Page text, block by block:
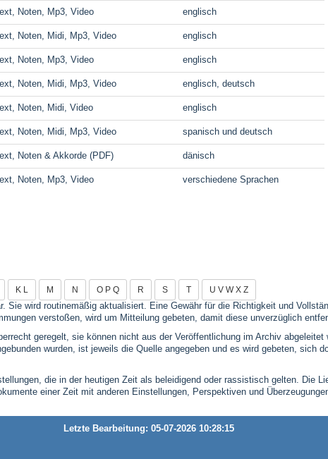
Noten, Mp3, Video englisch
Noten, Midi, Mp3, Video englisch
Noten, Mp3, Video englisch
Noten, Midi, Mp3, Video englisch, deutsch
Noten, Midi, Video englisch
Noten, Midi, Mp3, Video spanisch und deutsch
Noten & Akkorde (PDF) dänisch
Noten, Mp3, Video verschiedene Sprachen
K L M N O P Q R S T
U V W X Z
Sie wird routinemäßig aktualisiert. Eine Gewähr für die Richtigkeit und
verstoßen, wird um Mitteilung gebeten, damit diese unverzüglich
geregelt, sie können nicht aus der Veröffentlichung im Archiv
wurden, ist jeweils die Quelle angegeben und es wird gebeten, sich
die in der heutigen Zeit als beleidigend oder rassistisch gelten. Die
einer Zeit mit anderen Einstellungen, Perspektiven und
Letzte Bearbeitung: 05-07-2026 10:28:15